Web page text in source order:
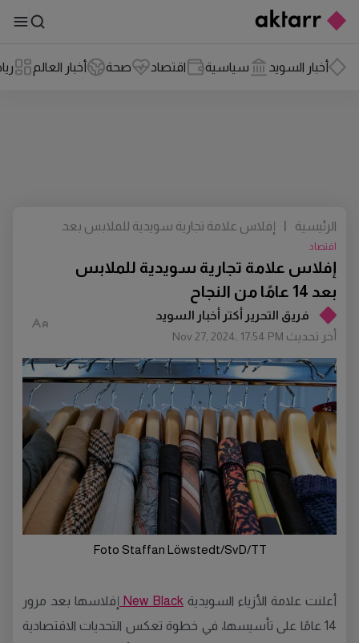
أخبار السويد سياسية اقتصاد صحة أخبار العالم
فريق التحرير أكتر أخبار السويد
أخر تحديث Nov 27, 2024, 17:54 PM
إفلاس علامة تجارية سويدية للملابس
بعد 14 عامًا من النجاح
اقتصاد
الرئيسية
إفلاس علامة تجارية سويدية للملابس بعد
Foto Staffan Löwstedt/SvD/TT
أعلنت علامة الأزياء السويدية New Black إفلاسها بعد مرور
14 عامًا على تأسيسها، في خطوة تعكس التحديات الاقتصادية